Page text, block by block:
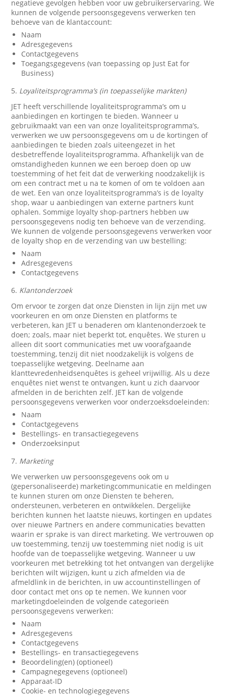
negatieve gevolgen hebben voor uw gebruikerservaring. We
kunnen de volgende persoonsgegevens verwerken ten
behoeve van de klantaccount:
Naam
Adresgegevens
Contactgegevens
Toegangsgegevens (van toepassing op Just Eat for
Business)
5. Loyaliteitsprogramma’s (in toepasselijke markten)
JET heeft verschillende loyaliteitsprogramma’s om u
aanbiedingen en kortingen te bieden. Wanneer u
gebruikmaakt van een van onze loyaliteitsprogramma’s,
verwerken we uw persoonsgegevens om u de kortingen of
aanbiedingen te bieden zoals uiteengezet in het
desbetreffende loyaliteitsprogramma. Afhankelijk van de
omstandigheden kunnen we een beroep doen op uw
toestemming of het feit dat de verwerking noodzakelijk is
om een contract met u na te komen of om te voldoen aan
de wet. Een van onze loyaliteitsprogramma’s is de loyalty
shop, waar u aanbiedingen van externe partners kunt
ophalen. Sommige loyalty shop-partners hebben uw
persoonsgegevens nodig ten behoeve van de verzending.
We kunnen de volgende persoonsgegevens verwerken voor
de loyalty shop en de verzending van uw bestelling:
Naam
Adresgegevens
Contactgegevens
6. Klantonderzoek
Om ervoor te zorgen dat onze Diensten in lijn zijn met uw
voorkeuren en om onze Diensten en platforms te
verbeteren, kan JET u benaderen om klantenonderzoek te
doen; zoals, maar niet beperkt tot, enquêtes. We sturen u
alleen dit soort communicaties met uw voorafgaande
toestemming, tenzij dit niet noodzakelijk is volgens de
toepasselijke wetgeving. Deelname aan
klanttevredenheidsenquêtes is geheel vrijwillig. Als u deze
enquêtes niet wenst te ontvangen, kunt u zich daarvoor
afmelden in de berichten zelf. JET kan de volgende
persoonsgegevens verwerken voor onderzoeksdoeleinden:
Naam
Contactgegevens
Bestellings- en transactiegegevens
Onderzoeksinput
7. Marketing
We verwerken uw persoonsgegevens ook om u
(gepersonaliseerde) marketingcommunicatie en meldingen
te kunnen sturen om onze Diensten te beheren,
ondersteunen, verbeteren en ontwikkelen. Dergelijke
berichten kunnen het laatste nieuws, kortingen en updates
over nieuwe Partners en andere communicaties bevatten
waarin er sprake is van direct marketing. We vertrouwen op
uw toestemming, tenzij uw toestemming niet nodig is uit
hoofde van de toepasselijke wetgeving. Wanneer u uw
voorkeuren met betrekking tot het ontvangen van dergelijke
berichten wilt wijzigen, kunt u zich afmelden via de
afmeldlink in de berichten, in uw accountinstellingen of
door contact met ons op te nemen. We kunnen voor
marketingdoeleinden de volgende categorieën
persoonsgegevens verwerken:
Naam
Adresgegevens
Contactgegevens
Bestellings- en transactiegegevens
Beoordeling(en) (optioneel)
Campagnegegevens (optioneel)
Apparaat-ID
Cookie- en technologiegegevens